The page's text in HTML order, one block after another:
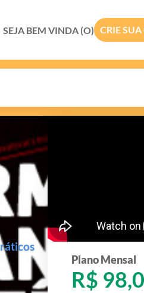
SEJA BEM VINDA (O) CRIE
Plano Mensal
R$